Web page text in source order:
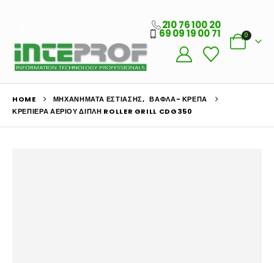
210 76 100 20
69 09 19 00 71 0
HOME ΜΗΧΑΝΉΜΑΤΑ ΕΣΤΊΑΣΗΣ, ΒΆΦΛΑ- ΚΡΈΠΑ
ΚΡΕΠΙΈΡΑ ΑΕΡΊΟΥ ΔΙΠΛΉ ROLLER GRILL CDG350